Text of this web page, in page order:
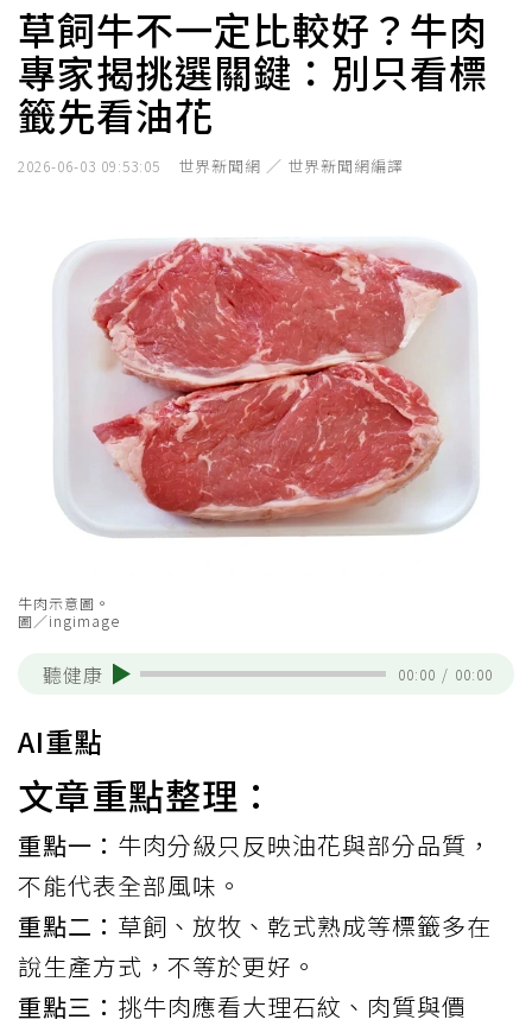
草飼牛不一定比較好？牛肉
專家揭挑選關鍵：別只看標
籤先看油花
2026-06-03 09:53:05 世界新聞網 ／ 世界新聞網編譯
牛肉示意圖。
圖／ingimage
聽健康 00:00 / 00:00
AI重點
文章重點整理：
重點一： 牛肉分級只反映油花與部分品質，
不能代表全部風味。
重點二： 草飼、放牧、乾式熟成等標籤多在
說生產方式，不等於更好。
重點三： 挑牛肉應看大理石紋、肉質與價